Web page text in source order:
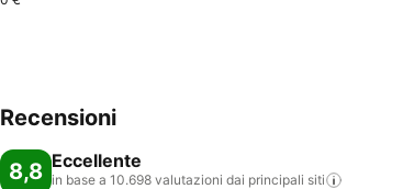
Recensioni
8,8 Eccellente
in base a 10.698 valutazioni dai principali siti